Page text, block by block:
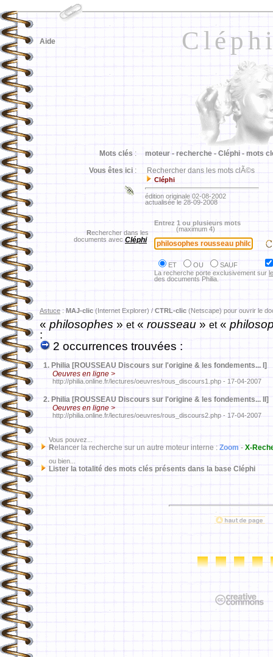
Aide
Mots clés : moteur - recherche - Cléphi - mots
Vous êtes ici : Rechercher dans les mots clÃ©s
Cléphi
édition originale 02-08-2002
actualisée le 28-09-2008
Rechercher dans les
documents avec Cléphi
Entrez 1 ou plusieurs mots
(maximum 4)
ET OU
SAUF
La recherche porte exclusivement sur
des documents Philia.
Astuce : MAJ-clic (Internet Explorer) / CTRL-clic (Netscape) pour ouvrir le
«philosophes » et« rousseau » et«
:
2 occurrences trouvées :
1. Philia [ROUSSEAU Discours sur l'origine & les fondements... I]
Oeuvres en ligne >
http://philia.online.fr/lectures/oeuvres/rous_discours1.php - 17-04-2007
2. Philia [ROUSSEAU Discours sur l'origine & les fondements... II]
Oeuvres en ligne >
http://philia.online.fr/lectures/oeuvres/rous_discours2.php - 17-04-2007
Vous pouvez...
Relancer la recherche sur un autre moteur interne : Zoom - X-
ou bien...
Lister la totalité des mots clés présents dans la base Cléphi